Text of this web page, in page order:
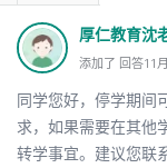
厚仁教育沈
添加了 回答11
同学您好，停学期
求，如果需要在其他
转学事宜。建议您联